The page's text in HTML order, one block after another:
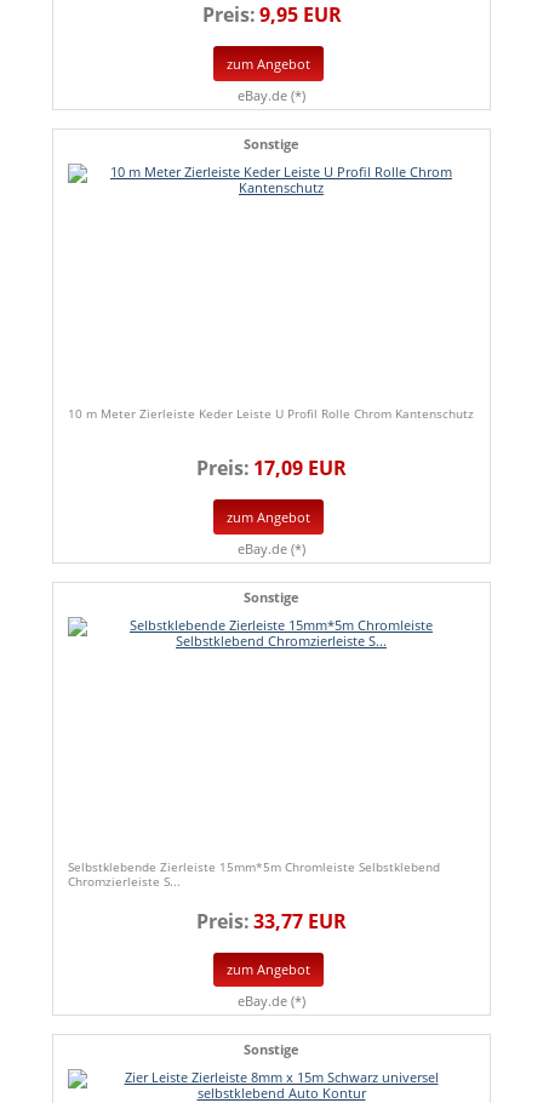
Preis:9,95 EUR
zum Angebot
eBay.de (*)
Sonstige
10 m Meter Zierleiste Keder Leiste U Profil Rolle Chrom Kantenschutz
Preis: 17,09 EUR
zum Angebot
eBay.de (*)
Sonstige
Selbstklebende Zierleiste 15mm*5m Chromleiste Selbstklebend
Chromzierleiste S...
Preis:33,77 EUR
zum Angebot
eBay.de (*)
Sonstige